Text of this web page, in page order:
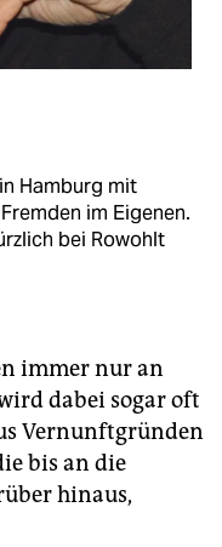
Hamburg mit
im Eigenen.
bei Rowohlt
immer nur an
dabei sogar oft
Vernunftgründen
bis an die
hinaus,